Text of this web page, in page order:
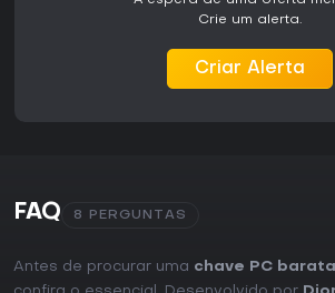
Crie um alerta.
Criar Alerta
FAQ 8 PERGUNTAS
Antes de procurar uma chave PC barata